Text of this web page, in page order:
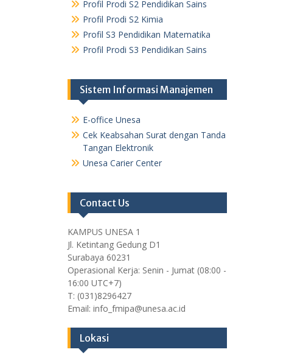
Profil Prodi S2 Pendidikan Sains
Profil Prodi S2 Kimia
Profil S3 Pendidikan Matematika
Profil Prodi S3 Pendidikan Sains
Sistem Informasi Manajemen
E-office Unesa
Cek Keabsahan Surat dengan Tanda
Tangan Elektronik
Unesa Carier Center
Contact Us
KAMPUS UNESA 1
Jl. Ketintang Gedung D1
Surabaya 60231
Operasional Kerja: Senin - Jumat (08:00 -
16:00 UTC+7)
T: (031)8296427
Email: info_fmipa@unesa.ac.id
Lokasi